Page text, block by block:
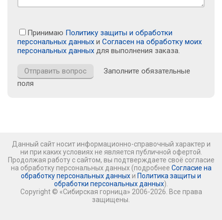
Принимаю Политику защиты и обработки
персональных данных и Согласен на обработку моих
персональных данных для выполнения заказа.
Заполните обязательные
поля
Данный сайт носит информационно-справочный характер и
ни при каких условиях не является публичной офертой.
Продолжая работу с сайтом, вы подтверждаете своё согласие
на обработку персональных данных (подробнее Согласие на
обработку персональных данных и Политика защиты и
обработки персональных данных).
Copyright © «Сибирская горница» 2006-2026. Все права
защищены.